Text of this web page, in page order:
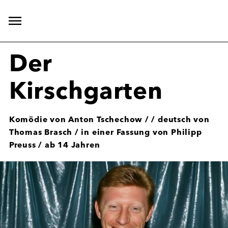
Hauptnavigation
Der
Kirschgarten
Komödie von Anton Tschechow / / deutsch von
Thomas Brasch / in einer Fassung von Philipp
Preuss / ab 14 Jahren